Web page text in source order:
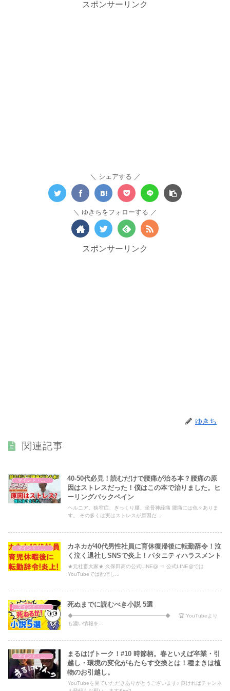
スポンサーリンク
シェアする
ゆきちをフォローする
スポンサーリンク
ゆきち
関連記事
40-50代必見！読むだけで腰痛が治る本？腰痛の原
因はストレスだった！僕はこの本で治りました。ヒ
ーリングバックペイン
ヘルニア、狭窄症、ぎっくり腰、坐骨神経痛 腰痛には色々ありま
す。 その多くは実はストレスが原因だ...
カネカが40代男性社員に育休復帰後に転勤辞令！泣
く泣く退社しSNSで炎上！パタニティハラスメント
★元社畜大家★ 久保田高の公式LINE@ ⇒ 公式LINE@では
YouTubeでは配信し...
死ぬまでに読むべき小説 5選
◆━━━━━━━━━━━━━━━━━━◆ 🏆 YouTubeより
も濃い情報を...
まるはげトーク！#10 時節柄。春といえば卒業・引
越し・環境の変化がもたらす交換とは！種まきは植
物のお引越し。
YouTubeを見ていただきありがとうございます♪ 良ければチャンネ